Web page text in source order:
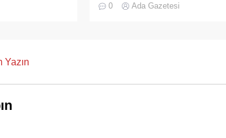
hizmetlerindeki aksaklıkları bir kez
0 Ada Gazetesi
Yazın